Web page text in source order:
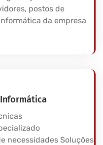
postos de
da empresa
necessidades Soluções